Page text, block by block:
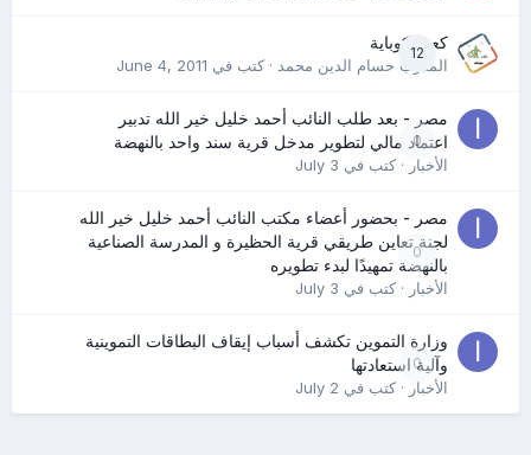
12
كعب كوباية
المدرب حسام الدين محمد· كتب في June 4, 2011
0
مصر - بعد طلب النائب أحمد خليل خير الله تدبير
اعتماد مالي لتطوير مدخل قرية سند واحد بالنهضة
الأخبار· كتب في July 3
0
مصر - بحضور أعضاء مكتب النائب أحمد خليل خير الله
لجنة تعاين طريقي قرية الحظيرة و المدرسة الصناعية
بالنهضة تمهيدًا لبدء تطويره
الأخبار· كتب في July 3
0
وزارة التموين تكشف أسباب إيقاف البطاقات التموينية
وآلية استعادتها
الأخبار· كتب في July 2